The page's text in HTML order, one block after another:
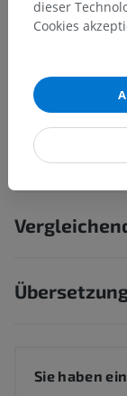
Anatomie des
Mund>
Teil gibt es
Sie haben
dieser
Cookies